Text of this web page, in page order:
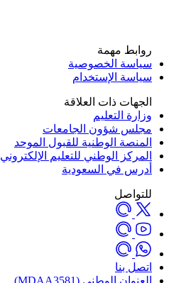
روابط مهمة
سياسة الخصوصية
سياسة الإستخدام
الجهات ذات العلاقة
وزارة التعليم
مجلس شؤون الجامعات
المنصة الوطنية للقبول الموحد
المركز الوطني للتعليم الإلكتروني
أدرس في السعودية
للتواصل
اتصل بنا